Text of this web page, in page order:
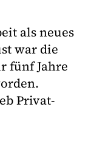
als neues
war die
fünf Jahre
Privat-